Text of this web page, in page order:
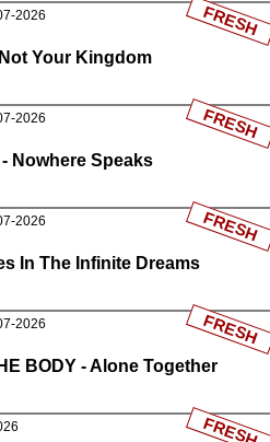
2026
Your Kingdom
FRESH
2026
- Nowhere Speaks
FRESH
2026
In The Infinite Dreams
FRESH
2026
BODY - Alone Together
FRESH
FRESH